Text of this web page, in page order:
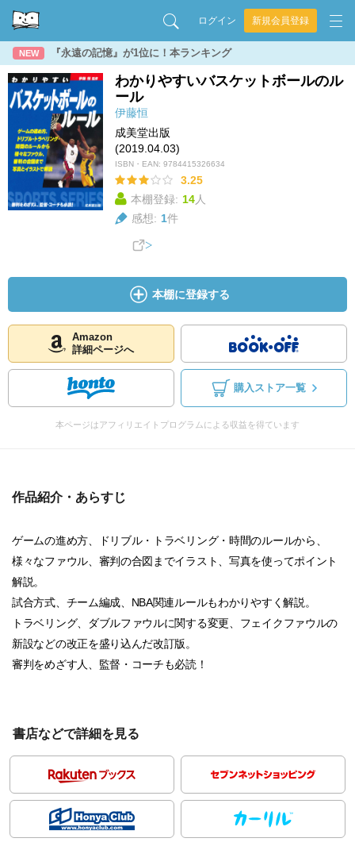
ログイン 新規会員登録
NEW 『永遠の記憶』が1位に！本ランキング
わかりやすいバスケットボールのル
ール
伊藤恒
成美堂出版
(2019.04.03)
ISBN・EAN: 9784415326634
3.25
本棚登録: 14人
感想: 1件
本棚に登録する
Amazon
詳細ページへ
購入ストア一覧
本ページはアフィリエイトプログラムによる収益を得ています
作品紹介・あらすじ
ゲームの進め方、ドリブル・トラベリング・時間のルールから、
様々なファウル、審判の合図までイラスト、写真を使ってポイント
解説。
試合方式、チーム編成、NBA関連ルールもわかりやすく解説。
トラベリング、ダブルファウルに関する変更、フェイクファウルの
新設などの改正を盛り込んだ改訂版。
審判をめざす人、監督・コーチも必読！
書店などで詳細を見る